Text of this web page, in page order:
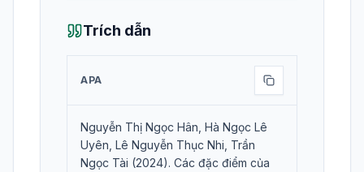
Trích dẫn
APA
Nguyễn Thị Ngọc Hân, Hà Ngọc Lê
Uyên, Lê Nguyễn Thục Nhi, Trần
Ngọc Tài (2024). Các đặc điểm của